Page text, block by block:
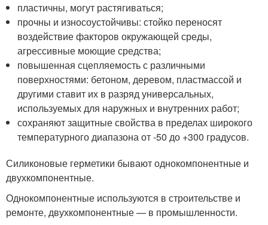
пластичны, могут растягиваться;
прочны и износоустойчивы: стойко переносят
воздействие факторов окружающей среды,
агрессивные моющие средства;
повышенная сцепляемость с различными
поверхностями: бетоном, деревом, пластмассой и
другими ставит их в разряд универсальных,
используемых для наружных и внутренних работ;
сохраняют защитные свойства в пределах широкого
температурного диапазона от -50 до +300 градусов.
Силиконовые герметики бывают однокомпонентные и
двухкомпонентные.
Однокомпонентные используются в строительстве и
ремонте, двухкомпонентные — в промышленности.